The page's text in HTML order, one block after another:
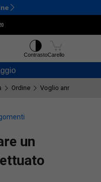
Ctrl M
ContrastoCarello
Ordine Voglio annullare un
un